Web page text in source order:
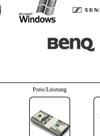
Preis/Leistung